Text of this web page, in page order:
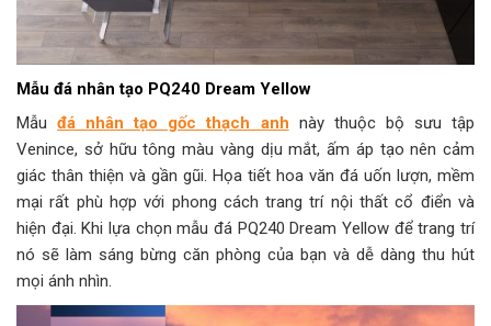
Mẫu đá nhân tạo PQ240 Dream Yellow
Mẫuđá nhân tạo gốc thạch anh này thuộc bộ sưu tập
Venince, sở hữu tông màu vàng dịu mắt, ấm áp tạo nên cảm
giác thân thiện và gần gũi. Họa tiết hoa văn đá uốn lượn, mềm
mại rất phù hợp với phong cách trang trí nội thất cổ điển và
hiện đại. Khi lựa chọn mẫu đá PQ240 Dream Yellow để trang trí
nó sẽ làm sáng bừng căn phòng của bạn và dễ dàng thu hút
mọi ánh nhìn.